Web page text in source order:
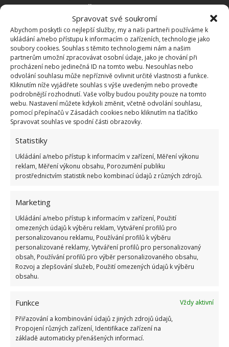
Spravovat své soukromí
Abychom poskytli co nejlepší služby, my a naši partneři používáme k
ukládání a/nebo přístupu k informacím o zařízeních, technologie jako
soubory cookies. Souhlas s těmito technologiemi nám a našim
partnerům umožní zpracovávat osobní údaje, jako je chování při
procházení nebo jedinečná ID na tomto webu. Nesouhlas nebo
odvolání souhlasu může nepříznivě ovlivnit určité vlastnosti a funkce.
Kliknutím níže vyjádřete souhlas s výše uvedeným nebo proveďte
podrobnější rozhodnutí. Vaše volby budou použity pouze na tomto
webu. Nastavení můžete kdykoli změnit, včetně odvolání souhlasu,
pomocí přepínačů v Zásadách cookies nebo kliknutím na tlačítko
Spravovat souhlas ve spodní části obrazovky.
Statistiky
Ukládání a/nebo přístup k informacím v zařízení, Měření výkonu
reklam, Měření výkonu obsahu, Porozumění publiku
prostřednictvím statistik nebo kombinací údajů z různých zdrojů.
Marketing
Ukládání a/nebo přístup k informacím v zařízení, Použití
omezených údajů k výběru reklam, Vytváření profilů pro
personalizovanou reklamu, Používání profilů k výběru
personalizované reklamy, Vytváření profilů pro personalizovaný
obsah, Používání profilů pro výběr personalizovaného obsahu,
Rozvoj a zlepšování služeb, Použití omezených údajů k výběru
obsahu.
Funkce
Vždy aktivní
Přiřazování a kombinování údajů z jiných zdrojů údajů,
Propojení různých zařízení, Identifikace zařízení na
základě automaticky přenášených informací.
Vzniklou hustou směs naneste na rezavé místo.
Nechte půl hodiny působit a nakonec vydrhněte
kartáčkem na zuby.
Pokud máte doma velmi odolnou rez a nelze ji
odstranit ani předchozími metodami, vyzkoušejte
další domácí trik. Připravte si silný přípravek na bázi
octa a jedlé sody.Tři lžíce jedlé sody rozpusťte v
půl litru octa.Až směs přestane pěnit, nalijte ji do
rozprašovače. Naneste ji na rez, nechte chvíli působit
a nakonec ji opět vydrhněte kartáčkem na zuby.
Často se objevující vodní kámen
Stačí, když necháte na nějakém místě delší dobu stát
vodu. Nejčastěji se nachází na vodovodních
kohoutcích, bateriích, umyvadlech a toaletách.
Většinou je vodní kámen způsoben tvrdou
vodou.Vodního kamene se lze jednoduše zbavit i
ekologickými prostředky, aniž byste museli sahat po
najdete i u vás doma.